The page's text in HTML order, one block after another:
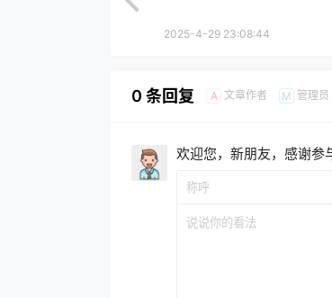
2025-4-29 23:08:44
0 条回复 A 文章作者 M 管理员
欢迎您，新朋友，感谢参